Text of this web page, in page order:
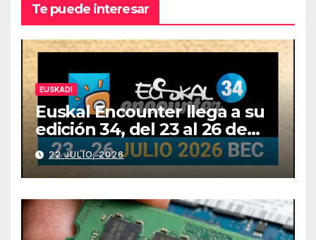
Te puede interesar
EUSKADI
Euskal Encounter llega a su
edición 34, del 23 al 26 de
julio
22 JULIO, 2026